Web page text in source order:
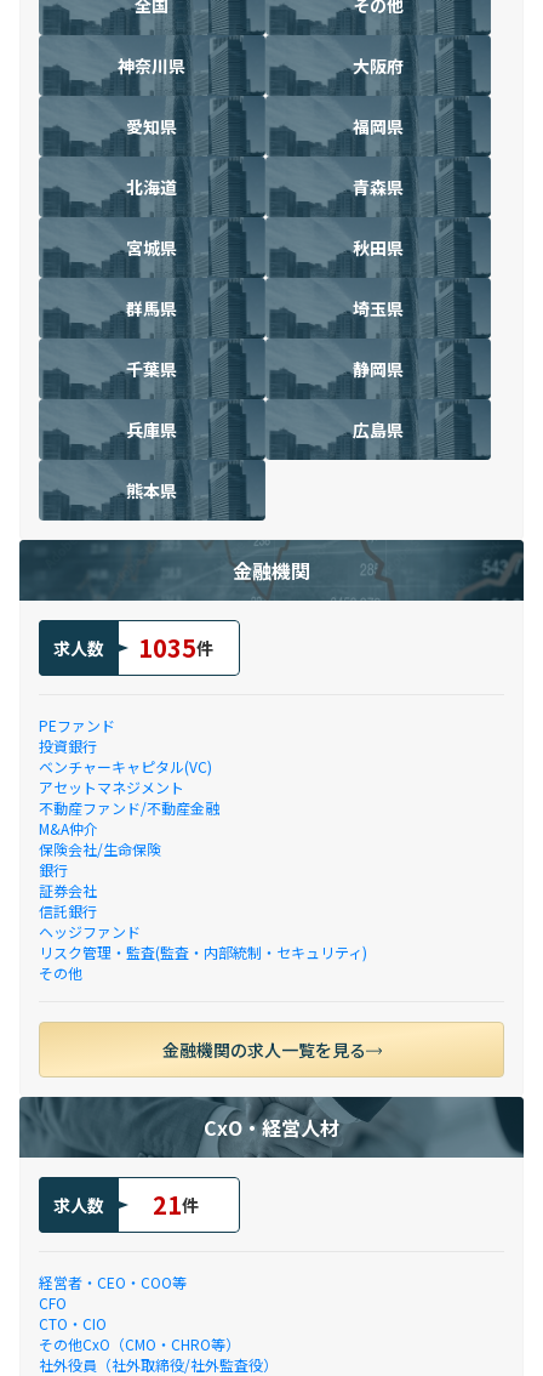
全国 その他
神奈川県 大阪府
愛知県 福岡県
北海道 青森県
宮城県 秋田県
群馬県 埼玉県
千葉県 静岡県
兵庫県 広島県
熊本県
金融機関
求人数 1035件
PEファンド
投資銀行
ベンチャーキャピタル(VC)
アセットマネジメント
不動産ファンド/不動産金融
M&A仲介
保険会社/生命保険
銀行
証券会社
信託銀行
ヘッジファンド
リスク管理・監査(監査・内部統制・セキュリティ)
その他
金融機関の求人一覧を見る
CxO・経営人材
求人数 21件
経営者・CEO・COO等
CFO
CTO・CIO
その他CxO（CMO・CHRO等）
社外役員（社外取締役/社外監査役）